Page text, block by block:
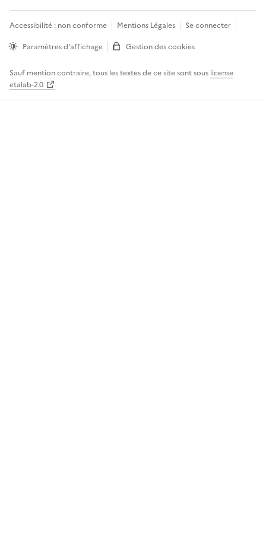
Accessibilité : non conforme Mentions Légales
Se connecter
Paramètres d'affichage
Gestion des cookies
Sauf mention contraire, tous les textes de ce site sont sous license
etalab-2.0